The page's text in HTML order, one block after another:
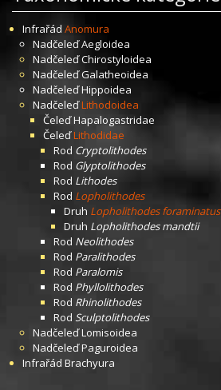
Infrařád Anomura
NadčeleďAegloidea
NadčeleďChirostyloidea
NadčeleďGalatheoidea
NadčeleďHippoidea
NadčeleďLithodoidea
ČeleďHapalogastridae
ČeleďLithodidae
Rod Cryptolithodes
Rod Glyptolithodes
Rod Lithodes
Rod Lopholithodes
Druh Lopholithodes foraminatus
Druh Lopholithodes mandtii
Rod Neolithodes
Rod Paralithodes
Rod Paralomis
Rod Phyllolithodes
Rod Rhinolithodes
Rod Sculptolithodes
NadčeleďLomisoidea
NadčeleďPaguroidea
Infrařád Brachyura